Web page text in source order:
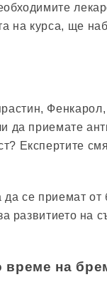
на курса, ще
Фенкарол,
да приемате
Експертите
да се приемат
развитието на
време на